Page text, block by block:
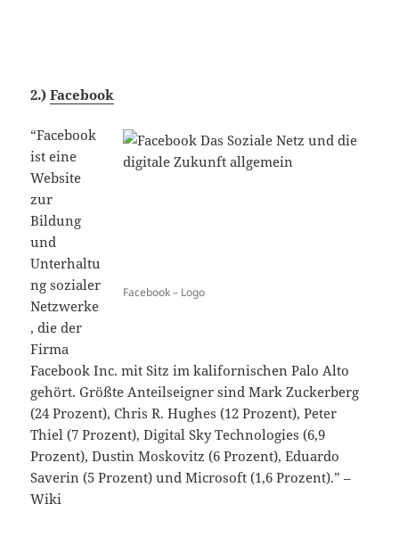
2.)Facebook
Facebook – Logo
“Facebook
ist eine
Website
zur
Bildung
und
Unterhaltu
ng sozialer
Netzwerke
, die der
Firma
Facebook Inc. mit Sitz im kalifornischen Palo Alto
gehört. Größte Anteilseigner sind Mark Zuckerberg
(24 Prozent), Chris R. Hughes (12 Prozent), Peter
Thiel (7 Prozent), Digital Sky Technologies (6,9
Prozent), Dustin Moskovitz (6 Prozent), Eduardo
Saverin (5 Prozent) und Microsoft (1,6 Prozent).” –
Wiki